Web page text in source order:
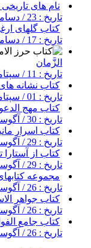
نام های
تاریخ : 23 / دسامبر / 2019
کتاب گلهای
تاریخ : 17 / دسامبر / 2019
الزَّمان
تاریخ : 11 / سپتامبر / 2018
کتاب نشانه
تاریخ : 01 / سپتامبر / 2018
کتاب مهج
تاریخ : 30 / آگوست / 2018
کتاب اسرار
تاریخ : 29 / آگوست / 2018
کتاب از آستارا
تاریخ : 29 / آگوست / 2018
مجموعه
تاریخ : 26 / آگوست / 2018
کتاب جواهر
تاریخ : 26 / آگوست / 2018
کتاب جامع
تاریخ : 26 / آگوست / 2018